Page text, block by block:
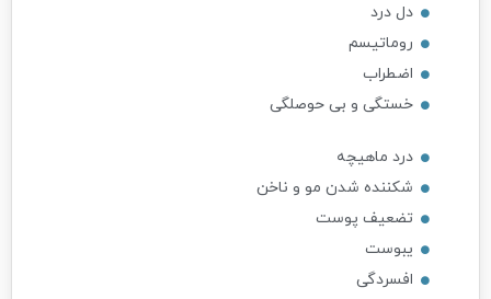
دل درد
روماتیسم
اضطراب
خستگی و بی حوصلگی
درد ماهیچه
شکننده شدن مو و ناخن
تضعیف پوست
یبوست
افسردگی